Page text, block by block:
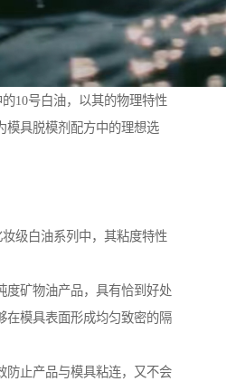
10号白油，以其的物理特性
模具脱模剂配方中的理想选
妆级白油系列中，其粘度特性
度矿物油产品，具有恰到好处
在模具表面形成均匀致密的隔
防止产品与模具粘连，又不会